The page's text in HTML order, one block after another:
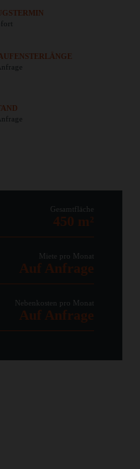
Gesamtfläche
450 m²
Miete pro Monat
Auf Anfrage
Nebenkosten pro Monat
Auf Anfrage